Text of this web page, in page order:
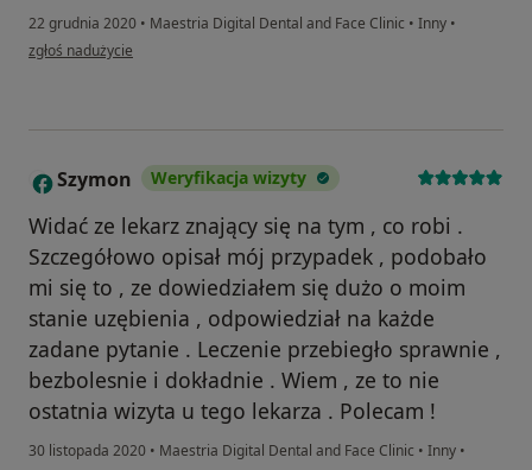
22 grudnia 2020 • Maestria Digital Dental and Face Clinic • Inny •
w opinii użytkownika Agata
zgłoś nadużycie
S Szymon Weryfikacja wizyty
Widać ze lekarz znający się na tym , co robi .
Szczegółowo opisał mój przypadek , podobało
mi się to , ze dowiedziałem się dużo o moim
stanie uzębienia , odpowiedział na każde
zadane pytanie . Leczenie przebiegło sprawnie ,
bezbolesnie i dokładnie . Wiem , ze to nie
ostatnia wizyta u tego lekarza . Polecam !
30 listopada 2020 • Maestria Digital Dental and Face Clinic • Inny •